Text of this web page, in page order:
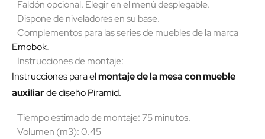
Faldón opcional. Elegir en el menú desplegable.
Dispone de niveladores en su base.
Complementos para las series de muebles de la marca
Emobok.
Instrucciones de montaje:
Instrucciones para elmontaje de la mesa con mueble
auxiliarde diseño Piramid.
Tiempo estimado de montaje: 75 minutos.
Volumen (m3): 0.45